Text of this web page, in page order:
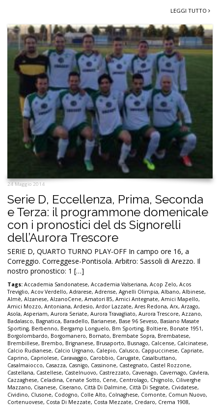
LEGGI TUTTO
24 Maggio 2014
Serie D, Eccellenza, Prima, Seconda
e Terza: il programmone domenicale
con i pronostici del ds Signorelli
dell’Aurora Trescore
SERIE D, QUARTO TURNO PLAY-OFF In campo ore 16, a
Correggio. Correggese-Pontisola. Arbitro: Sassoli di Arezzo. Il
nostro pronostico: 1 […]
Tags: Accademia Sandonatese, Accademia Valseriana, Acop Zelo, Acos
Treviglio, Acov Verdello, Adrarese, Adrense, Agnelli Olimpia, Albano, Albinese,
Almè, Alzanese, AlzanoCene, Amatori 85, Amici Antegnate, Amici Mapello,
Amici Mozzo, Antoniana, Ardesio, Ardor Lazzate, Ares Redona, Arx, Arzago,
Asola, Asperiam, Aurora Seriate, Aurora Travagliato, Aurora Trescore, Azzano,
Badalasco, Bagnatica, Baradello, Barianese, Base 96 Seveso, Basiano Masate
Sporting, Berbenno, Bergamp Longuelo, Bm Sporting, Boltiere, Bonate 1951,
Borgolombardo, Borgomanero, Bornato, Brembate Sopra, Brembatese,
Brembillese, Brembo, Brignanese, Brusaporto, Busnago, Calcense, Calcinatese,
Calcio Rudianese, Calcio Urgnano, Calepio, Calusco, Cappuccinese, Capriate,
Caprino, Capriolese, Caravaggio, Carobbio, Carugate, Casalbuttano,
Casalmaiocco, Casazza, Casnigo, Cassinone, Castegnato, Castel Rozzone,
Castellana, Castellese, Castelnuovo, Castrezzato, Cavenago, Cavernago, Cavlera,
Cazzaghese, Celadina, Cenate Sotto, Cene, Centrolago, Chignolo, Ciliverghe
Mazzano, Cisanese, Ciserano, Città Di Dalmine, Città Di Segrate, Cividatese,
Cividino, Clusone, Codogno, Colle Alto, Colnaghese, Comonte, Comun Nuovo,
Cortenuovese, Costa Di Mezzate, Costa Mezzate, Credaro, Crema 1908,